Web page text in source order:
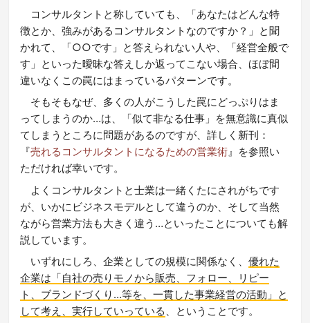
コンサルタントと称していても、「あなたはどんな特
徴とか、強みがあるコンサルタントなのですか？」と聞
かれて、「○○です」と答えられない人や、「経営全般で
す」といった曖昧な答えしか返ってこない場合、ほぼ間
違いなくこの罠にはまっているパターンです。
そもそもなぜ、多くの人がこうした罠にどっぷりはま
ってしまうのか…は、「似て非なる仕事」を無意識に真似
てしまうところに問題があるのですが、詳しく新刊：
『売れるコンサルタントになるための営業術』 を参照い
ただければ幸いです。
よくコンサルタントと士業は一緒くたにされがちです
が、いかにビジネスモデルとして違うのか、そして当然
ながら営業方法も大きく違う…といったことについても解
説しています。
いずれにしろ、企業としての規模に関係なく、優れた
企業は「自社の売りモノから販売、フォロー、リピー
ト、ブランドづくり…等を、一貫した事業経営の活動」と
して考え、実行していっている 、ということです。